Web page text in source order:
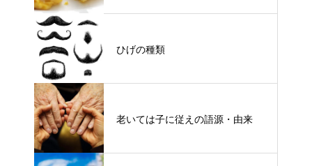
ひげの種類
老いては子に従えの語源・由来